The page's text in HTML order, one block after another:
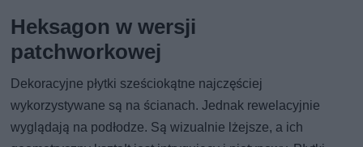
Heksagon w wersji
patchworkowej
Dekoracyjne płytki sześciokątne najczęściej
wykorzystywane są na ścianach. Jednak rewelacyjnie
wyglądają na podłodze. Są wizualnie lżejsze, a ich